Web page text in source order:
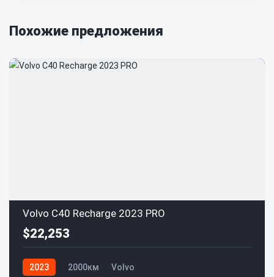
Похожие предложения
Volvo C40 Recharge 2023 PRO
$22,253
2023 2000км Volvo